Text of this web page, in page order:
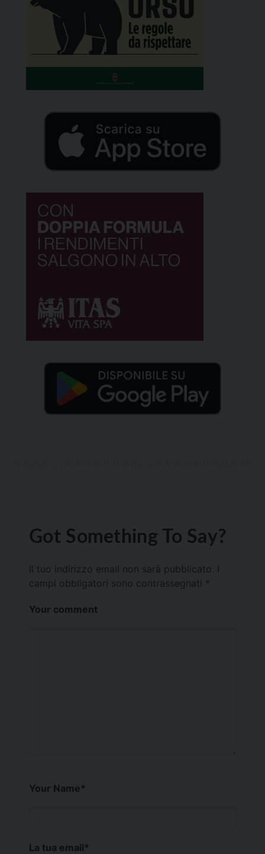
Got Something To Say?
Il tuo indirizzo email non sarà pubblicato.
campi obbligatori sono contrassegnati *
Your comment
Your Name*
La tua email*